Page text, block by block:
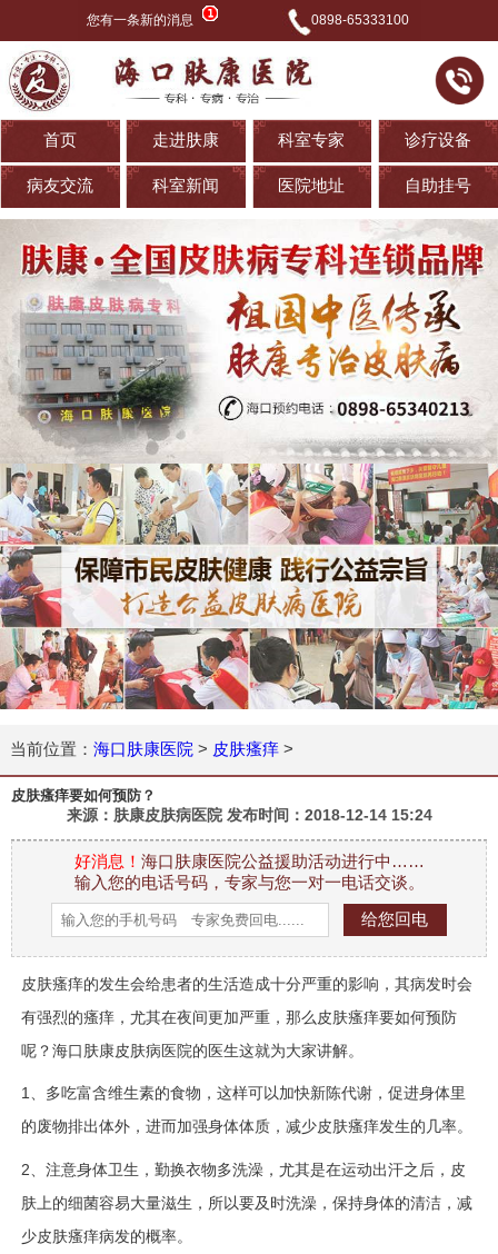
您有一条新的消息 0898-65333100
首页 走进肤康 科室专家 诊疗设备
病友交流 科室新闻 医院地址 自助挂号
当前位置： 海口肤康医院 > 皮肤瘙痒>
皮肤瘙痒要如何预防？
来源：肤康皮肤病医院 发布时间： 2018-12-14 15:24
好消息！ 海口肤康医院公益援助活动进行中……
输入您的电话号码，专家与您一对一电话交谈。
皮肤瘙痒的发生会给患者的生活造成十分严重的影响，其病发时会
有强烈的瘙痒，尤其在夜间更加严重，那么皮肤瘙痒要如何预防
呢？海口肤康皮肤病医院的医生这就为大家讲解。
1、 多吃富含维生素的食物， 这样可以加快新陈代谢，促进身体里
的废物排出体外，进而加强身体体质，减少皮肤瘙痒发生的几率。
2、 注意身体卫生，勤换衣物多洗澡，尤其是在运动出汗之后，皮
肤上的细菌容易大量滋生，所以要及时洗澡，保持身体的清洁，减
少皮肤瘙痒病发的概率。